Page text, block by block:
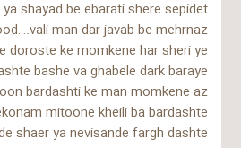
shayad be ebarati shere sepidet
man dar javab be mehrnaz
doroste ke momkene har sheri ye
bashe va ghabele dark baraye
bardashti ke man momkene az
mitoone kheili ba bardashte
shaer ya nevisande fargh dashte